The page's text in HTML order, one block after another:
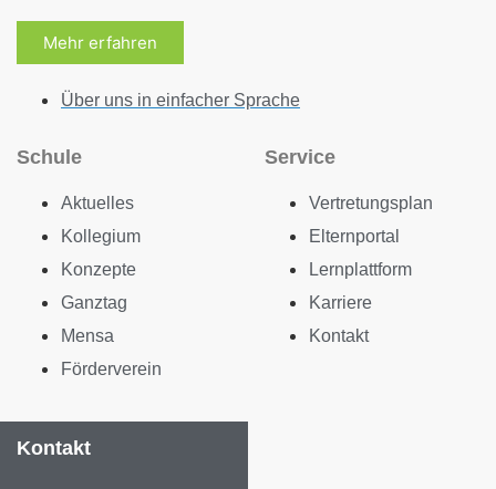
Mehr erfahren
Über uns in einfacher Sprache
Schule
Aktuelles
Kollegium
Konzepte
Ganztag
Mensa
Förderverein
Service
Vertretungsplan
Elternportal
Lernplattform
Karriere
Kontakt
Kontakt